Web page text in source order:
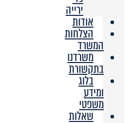
ירייה
אודות
הצלחות
המשרד
משרדנו
בתקשורת
בלוג
ומידע
משפטי
שאלות